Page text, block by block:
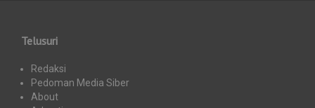
Telusuri
Redaksi
Pedoman Media Siber
About